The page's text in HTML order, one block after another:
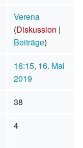
Verena
(Diskussion |
Beiträge)
16:15, 16. Mai
2019
38
4